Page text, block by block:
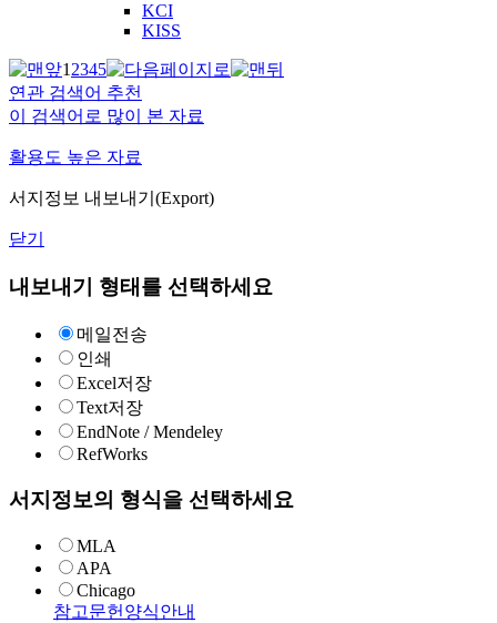
KCI
KISS
12345
연관 검색어 추천
이 검색어로 많이 본 자료
활용도 높은 자료
서지정보 내보내기(Export)
닫기
내보내기 형태를 선택하세요
메일전송
인쇄
Excel저장
Text저장
EndNote / Mendeley
RefWorks
서지정보의 형식을 선택하세요
MLA
APA
Chicago
참고문헌양식안내